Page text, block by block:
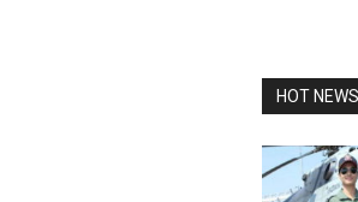
HOT NEWS